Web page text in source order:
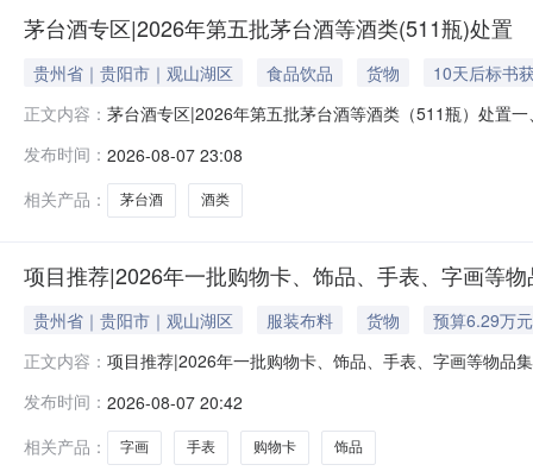
茅台酒专区|2026年第五批茅台酒等酒类(511瓶)处置
贵州省｜贵阳市｜观山湖区 食品饮品 货物
10天后标书
正文内容： 茅台酒专区|2026年第五批茅台酒等酒类（511瓶）处置
次转让的外观为茅台酒及其他酒类的商品为整体转让（
发布时间： 2026-08-07 23:08
相关产品：
茅台酒 酒类
项目推荐|2026年一批购物卡、饰品、手表、字画等
贵州省｜贵阳市｜观山湖区 服装布料 货物
预算6.29万元
正文内容： 项目推荐|2026年一批购物卡、饰品、手表、字画等物品
片四、重要披露内容1.本次转让的物品为整体转让（详
发布时间： 2026-08-07 20:42
相关产品：
字画 手表 购物卡 饰品